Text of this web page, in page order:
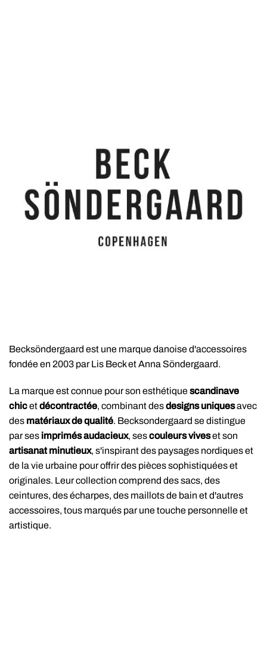
Becksöndergaard est une marque danoise d'accessoires
fondée en 2003 par Lis Beck et Anna Söndergaard.
La marque est connue pour son esthétiquescandinave
chicetdécontractée, combinant desdesigns uniquesavec
des matériaux de qualité. Becksondergaard se distingue
par ses imprimés audacieux, sescouleurs viveset son
artisanat minutieux, s'inspirant des paysages nordiques et
de la vie urbaine pour offrir des pièces sophistiquées et
originales. Leur collection comprend des sacs, des
ceintures, des écharpes, des maillots de bain et d'autres
accessoires, tous marqués par une touche personnelle et
artistique.